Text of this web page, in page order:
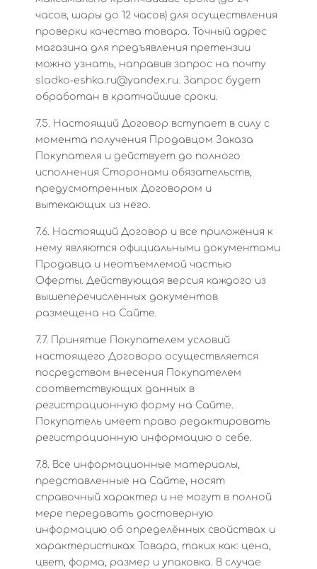
часов, шары до 12 часов) для осуществления
проверки качества товара. Точный адрес
магазина для предъявления претензии
можно узнать, направив запрос на почту
sladko-eshka.ru@yandex.ru. Запрос будет
обработан в кратчайшие сроки.
7.5. Настоящий Договор вступает в силу с
момента получения Продавцом Заказа
Покупателя и действует до полного
исполнения Сторонами обязательств,
предусмотренных Договором и
вытекающих из него.
7.6. Настоящий Договор и все приложения к
нему являются официальными документами
Продавца и неотъемлемой частью
Оферты. Действующая версия каждого из
вышеперечисленных документов
размещена на Сайте.
7.7. Принятие Покупателем условий
настоящего Договора осуществляется
посредством внесения Покупателем
соответствующих данных в
регистрационную форму на Сайте.
Покупатель имеет право редактировать
регистрационную информацию о себе.
7.8. Все информационные материалы,
представленные на Сайте, носят
справочный характер и не могут в полной
мере передавать достоверную
информацию об определённых свойствах и
характеристиках Товара, таких как: цена,
цвет, форма, размер и упаковка. В случае